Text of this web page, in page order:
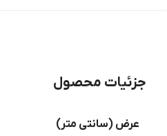
جزئیات محصول
عرض ‏(‏سانتی متر‏)